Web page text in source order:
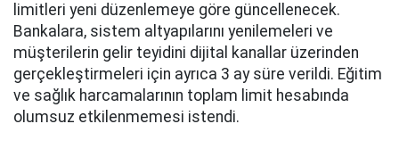
limitleri yeni düzenlemeye göre güncellenecek.
Bankalara, sistem altyapılarını yenilemeleri ve
müşterilerin gelir teyidini dijital kanallar üzerinden
gerçekleştirmeleri için ayrıca 3 ay süre verildi. Eğitim
ve sağlık harcamalarının toplam limit hesabında
olumsuz etkilenmemesi istendi.